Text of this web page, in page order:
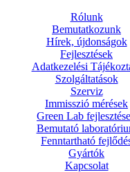
Rólunk
Bemutatkozunk
Hírek, újdonságok
Fejlesztések
Adatkezelési
Szolgáltatások
Szerviz
Immisszió mérések
Green Lab
Bemutató
Fenntartható
Gyártók
Kapcsolat